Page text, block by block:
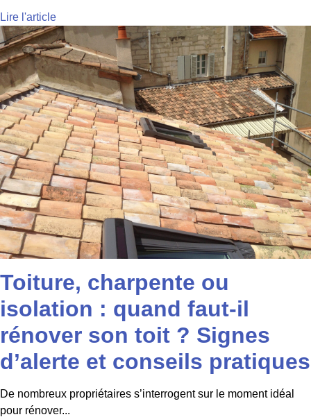
Lire l'article
Toiture, charpente ou
isolation : quand faut-il
rénover son toit ? Signes
d’alerte et conseils pratiques
De nombreux propriétaires s’interrogent sur le moment idéal
pour rénover...